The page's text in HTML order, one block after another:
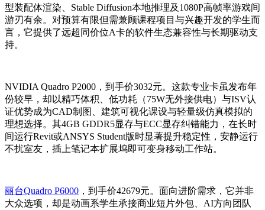
型装配体渲染、Stable Diffusion本地推理及1080P高帧率游戏间
游刃有余。对预算有限但需兼顾课程项目与兴趣开发的学生而
言，它提供了远超同价位A卡的软件生态兼容性与长期驱动支
持。
NVIDIA Quadro P2000，到手价3032元。这款专业卡虽发布年
份较早，却以精巧体积、低功耗（75W无外接供电）与ISV认
证优势成为CAD制图、建筑可视化课设与轻量级仿真模拟的
理想选择。其4GB GDDR5显存与ECC显存纠错能力，在长时
间运行Revit或ANSYS Student版时显著提升稳定性，安静运行
不扰室友，插上笔记本扩展坞即可变身移动工作站。
丽台Quadro P6000 ，到手价42679元。面向进阶需求，它并非
大众选项，却是动画系学生承接商业短片外包、AI方向团队